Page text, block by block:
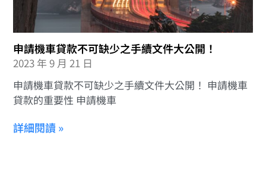
申請機車貸款不可缺少之手續文件大公開！
2023 年 9 月 21 日
申請機車貸款不可缺少之手續文件大公開！ 申請機車
貸款的重要性 申請機車
詳細閱讀 »